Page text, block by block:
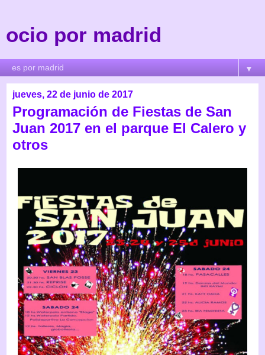
ocio por madrid
▼
jueves, 22 de junio de 2017
Programación de Fiestas de San
Juan 2017 en el parque El Calero y
otros